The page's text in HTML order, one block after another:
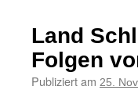
Land
Folgen
Publiziert am 25.